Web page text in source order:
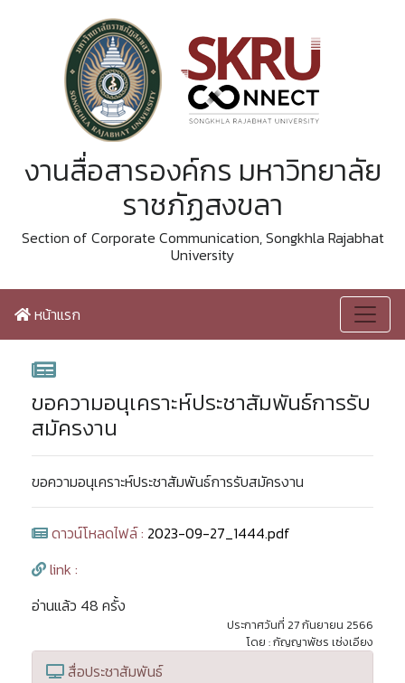
งานสื่อสารองค์กร มหาวิทยาลัย
ราชภัฏสงขลา
Section of Corporate Communication, Songkhla Rajabhat
University
หน้าแรก
ขอความอนุเคราะห์ประชาสัมพันธ์การรับ
สมัครงาน
ขอความอนุเคราะห์ประชาสัมพันธ์การรับสมัครงาน
ดาวน์โหลดไฟล์ : 2023-09-27_1444.pdf
link :
อ่านแล้ว 48 ครั้ง
ประกาศวันที่ 27 กันยายน 2566
โดย : กัญญาพัชร เซ่งเอียง
สื่อประชาสัมพันธ์